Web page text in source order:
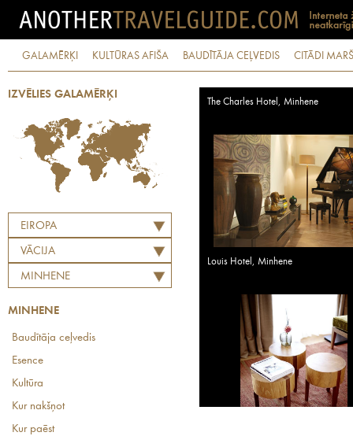
GALAMĒRĶI KULTŪRAS AFIŠA BAUDĪTĀJA CEĻVEDIS CITĀDI
IZVĒLIES GALAMĒRĶI
EIROPA
VĀCIJA
MINHENE
MINHENE
Baudītāja ceļvedis
Esence
Kultūra
Kur nakšņot
Kur paēst
The Charles Hotel, Minhene
Louis Hotel, Minhene